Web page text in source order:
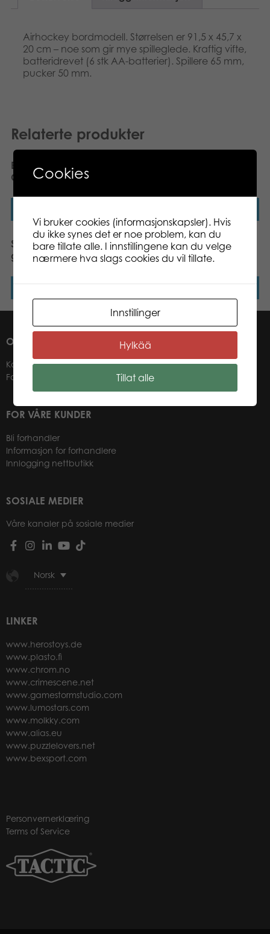
Airhockey bordmodell. Størrelsen er 91,5 x 45,7 x
20 cm – noe som gir mye spilleglede. Kraftig vifte,
batteridrevet (6 stk AA-batterier). Spillere 65 mm,
pucker 50 mm.
Relaterte produkter
Bex Ring Toss Family (FSC
Certified)
Sunsport Sky Rider 140
gram
Sunsport Boule Provence,
6 boule in nylon bag
OM OSS
Kontakter
Forhandlere
FOR VÅRE KUNDER
Bli forhandler
Informasjon for forhandlere
Innlogging nettbutikk
SOSIALE MEDIER
Våre kanaler på sosiale medier
Norsk
LINKER
www.herostoys.de
www.plasto.fi
www.chrom.no
www.crimescene.net
www.gamestormstudio.com
www.lumostars.com
www.molkky.com
www.alias.eu
www.puzzlelovers.net
www.bexsport.com
Personvernerklæring
Terms of Service
Cookies
Vi bruker cookies (informasjonskapsler). Hvis
du ikke synes det er noe problem, kan du
bare tillate alle. I innstillingene kan du velge
nærmere hva slags cookies du vil tillate.
Innstillinger
Hylkää
Tillat alle